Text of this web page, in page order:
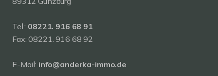
Tel.: 08221. 916 68 91
Fax: 08221. 916 68 92
E-Mail: info@anderka-immo.de